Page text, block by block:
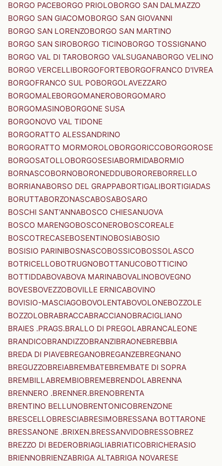
BORGO PACEBORGO PRIOLOBORGO SAN DALMAZZO
BORGO SAN GIACOMOBORGO SAN GIOVANNI
BORGO SAN LORENZOBORGO SAN MARTINO
BORGO SAN SIROBORGO TICINOBORGO TOSSIGNANO
BORGO VAL DI TAROBORGO VALSUGANABORGO VELINO
BORGO VERCELLIBORGOFORTEBORGOFRANCO D'IVREA
BORGOFRANCO SUL POBORGOLAVEZZARO
BORGOMALEBORGOMANEROBORGOMARO
BORGOMASINOBORGONE SUSA
BORGONOVO VAL TIDONE
BORGORATTO ALESSANDRINO
BORGORATTO MORMOROLOBORGORICCOBORGOROSE
BORGOSATOLLOBORGOSESIABORMIDABORMIO
BORNASCOBORNOBORONEDDUBOROREBORRELLO
BORRIANABORSO DEL GRAPPABORTIGALIBORTIGIADAS
BORUTTABORZONASCABOSABOSARO
BOSCHI SANT'ANNABOSCO CHIESANUOVA
BOSCO MARENGOBOSCONEROBOSCOREALE
BOSCOTRECASEBOSENTINOBOSIABOSIO
BOSISIO PARINIBOSNASCOBOSSICOBOSSOLASCO
BOTRICELLOBOTRUGNOBOTTANUCOBOTTICINO
BOTTIDDABOVABOVA MARINABOVALINOBOVEGNO
BOVESBOVEZZOBOVILLE ERNICABOVINO
BOVISIO-MASCIAGOBOVOLENTABOVOLONEBOZZOLE
BOZZOLOBRABRACCABRACCIANOBRACIGLIANO
BRAIES .PRAGS.BRALLO DI PREGOLABRANCALEONE
BRANDICOBRANDIZZOBRANZIBRAONEBREBBIA
BREDA DI PIAVEBREGANOBREGANZEBREGNANO
BREGUZZOBREIABREMBATEBREMBATE DI SOPRA
BREMBILLABREMBIOBREMEBRENDOLABRENNA
BRENNERO .BRENNER.BRENOBRENTA
BRENTINO BELLUNOBRENTONICOBRENZONE
BRESCELLOBRESCIABRESIMOBRESSANA BOTTARONE
BRESSANONE .BRIXEN.BRESSANVIDOBRESSOBREZ
BREZZO DI BEDEROBRIAGLIABRIATICOBRICHERASIO
BRIENNOBRIENZABRIGA ALTABRIGA NOVARESE